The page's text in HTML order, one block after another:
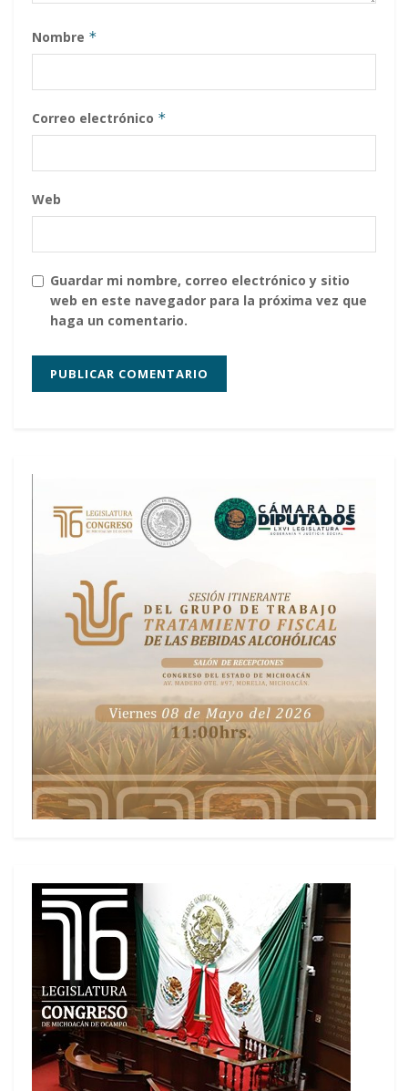
Nombre *
Correo electrónico *
Web
Guardar mi nombre, correo electrónico y sitio
web en este navegador para la próxima vez que
haga un comentario.